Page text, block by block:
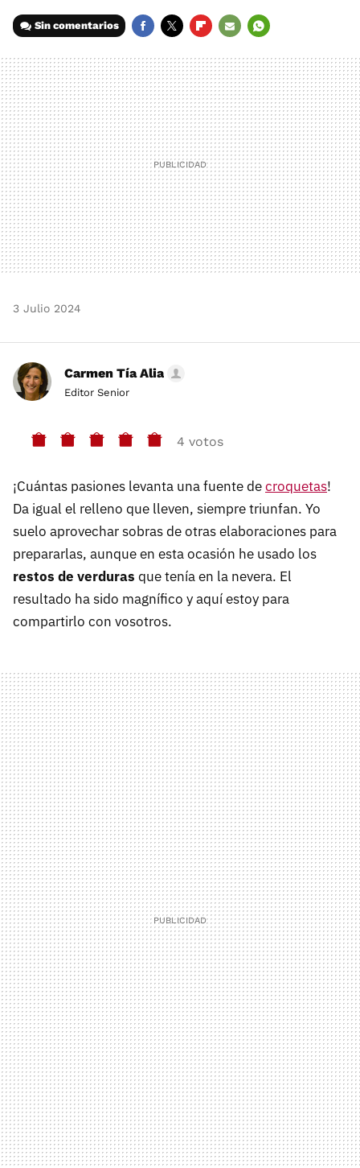
Sin comentarios
MAIL
3 Julio 2024
Carmen Tía Alia
Editor Senior
4 votos
¡Cuántas pasiones levanta una fuente decroquetas!
Da igual el relleno que lleven, siempre triunfan. Yo
suelo aprovechar sobras de otras elaboraciones para
prepararlas, aunque en esta ocasión he usado los
restos de verduras que tenía en la nevera. El
resultado ha sido magnífico y aquí estoy para
compartirlo con vosotros.